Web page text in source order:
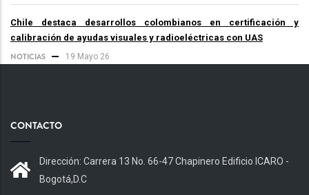
Chile destaca desarrollos colombianos en certificación y
calibración de ayudas visuales y radioeléctricas con UAS
NOTICIAS 19 Mayo 26
CONTACTO
Dirección: Carrera 13 No. 66-47 Chapinero Edificio ICARO -
Bogotá,D.C